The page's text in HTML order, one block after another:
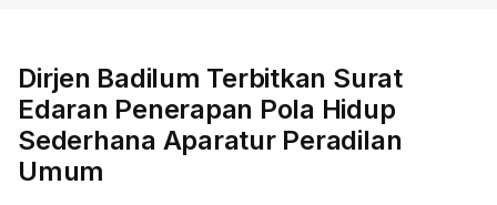
Dirjen Badilum Terbitkan Surat
Edaran Penerapan Pola Hidup
Sederhana Aparatur Peradilan
Umum